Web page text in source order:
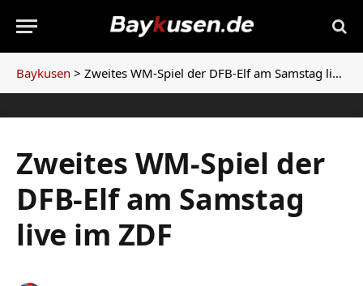
Baykusen > Zweites WM-Spiel der DFB-Elf am Samstag live im ZDF
Zweites WM-Spiel der
DFB-Elf am Samstag
live im ZDF